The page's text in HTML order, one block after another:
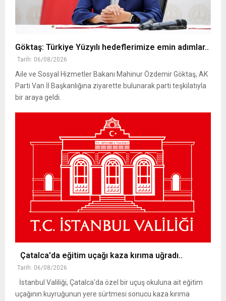
Göktaş: Türkiye Yüzyılı hedeflerimize emin adımlar..
Tarih: 06/08/2026
Aile ve Sosyal Hizmetler Bakanı Mahinur Özdemir Göktaş, AK
Parti Van İl Başkanlığına ziyarette bulunarak parti teşkilatıyla
bir araya geldi.
Çatalca'da eğitim uçağı kaza kırıma uğradı..
Tarih: 06/08/2026
İstanbul Valiliği, Çatalca'da özel bir uçuş okuluna ait eğitim
uçağının kuyruğunun yere sürtmesi sonucu kaza kırıma